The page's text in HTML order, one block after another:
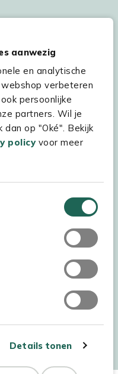
aanwezig
en analytische
verbeteren
persoonlijke
partners. Wil je
dan op "Oké". Bekijk
policyvoor meer
Details tonen